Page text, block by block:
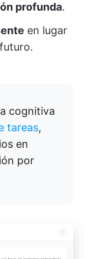
profunda.
en lugar
cognitiva
tareas,
en
por